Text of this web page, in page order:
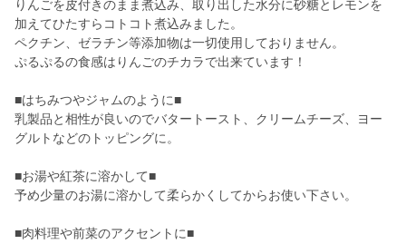
りんごを皮付きのまま煮込み、取り出した水分に砂糖とレモンを
加えてひたすらコトコト煮込みました。
ペクチン、ゼラチン等添加物は一切使用しておりません。
ぷるぷるの食感はりんごのチカラで出来ています！
■はちみつやジャムのように■
乳製品と相性が良いのでバタートースト、クリームチーズ、ヨー
グルトなどのトッピングに。
■お湯や紅茶に溶かして■
予め少量のお湯に溶かして柔らかくしてからお使い下さい。
■肉料理や前菜のアクセントに■